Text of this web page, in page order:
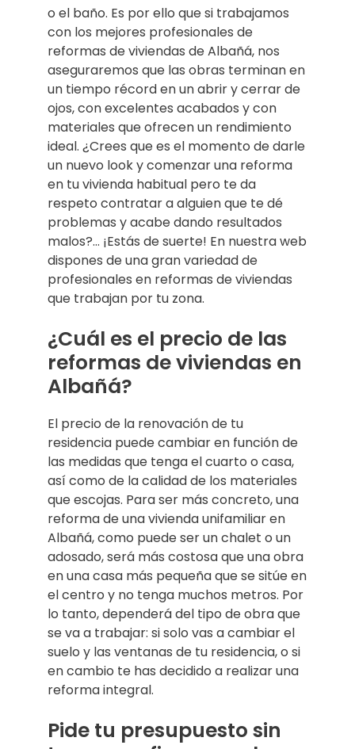
o el baño. Es por ello que si trabajamos
con los mejores profesionales de
reformas de viviendas de Albañá, nos
aseguraremos que las obras terminan en
un tiempo récord en un abrir y cerrar de
ojos, con excelentes acabados y con
materiales que ofrecen un rendimiento
ideal. ¿Crees que es el momento de darle
un nuevo look y comenzar una reforma
en tu vivienda habitual pero te da
respeto contratar a alguien que te dé
problemas y acabe dando resultados
malos?… ¡Estás de suerte! En nuestra web
dispones de una gran variedad de
profesionales en reformas de viviendas
que trabajan por tu zona.
¿Cuál es el precio de las
reformas de viviendas en
Albañá?
El precio de la renovación de tu
residencia puede cambiar en función de
las medidas que tenga el cuarto o casa,
así como de la calidad de los materiales
que escojas. Para ser más concreto, una
reforma de una vivienda unifamiliar en
Albañá, como puede ser un chalet o un
adosado, será más costosa que una obra
en una casa más pequeña que se sitúe en
el centro y no tenga muchos metros. Por
lo tanto, dependerá del tipo de obra que
se va a trabajar: si solo vas a cambiar el
suelo y las ventanas de tu residencia, o si
en cambio te has decidido a realizar una
reforma integral.
Pide tu presupuesto sin